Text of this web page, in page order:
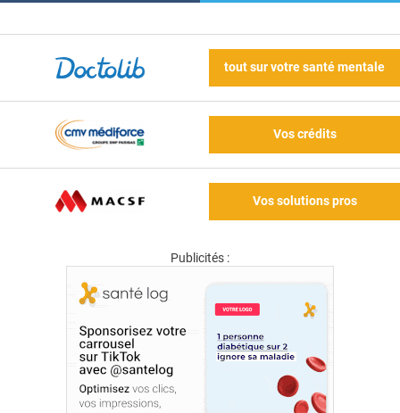
tout sur votre santé mentale
Vos crédits
Vos solutions pros
Publicités :